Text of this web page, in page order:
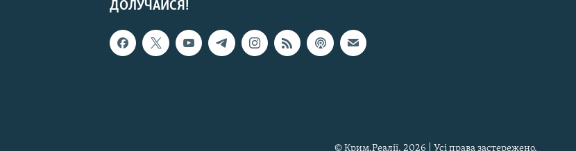
ДОЛУЧАЙСЯ!
© Крим.Реалії, 2026 | Усі права застережено.